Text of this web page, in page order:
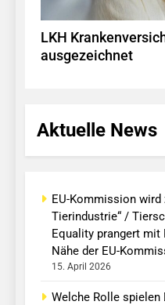
LKH
ausgezeichnet
Aktuelle News
EU-Kommission wird
Tierindustrie“ /
Equality prangert
Nähe der EU-
15. April 2026
Welche Rolle spielen